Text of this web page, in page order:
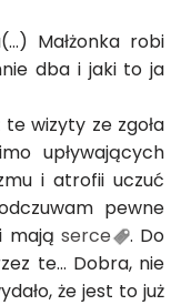
Małżonka robi
dba i jaki to ja
wizyty ze zgoła
upływających
i atrofii uczuć
pewne
mają serce
. Do
te… Dobra, nie
że jest to już